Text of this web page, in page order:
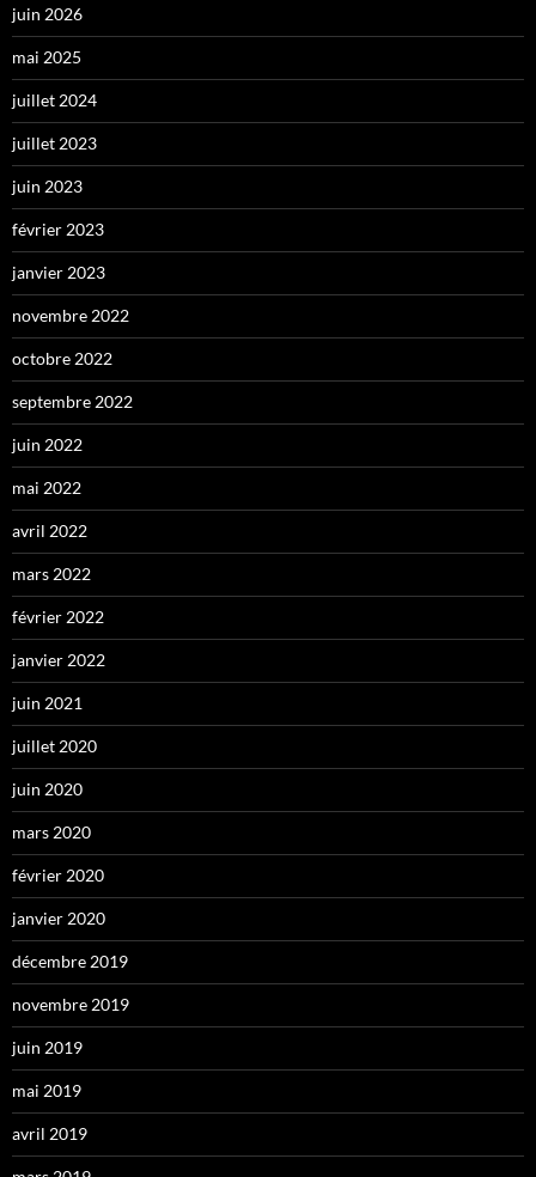
juin 2026
mai 2025
juillet 2024
juillet 2023
juin 2023
février 2023
janvier 2023
novembre 2022
octobre 2022
septembre 2022
juin 2022
mai 2022
avril 2022
mars 2022
février 2022
janvier 2022
juin 2021
juillet 2020
juin 2020
mars 2020
février 2020
janvier 2020
décembre 2019
novembre 2019
juin 2019
mai 2019
avril 2019